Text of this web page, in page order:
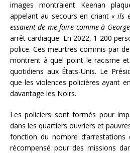
images montraient Keenan
appelant au secours en criant « ils
essaient de me faire comme à
arrêt cardiaque. En 2022, 1 200
police. Ces meurtres commis par
montrent à quel point le racisme
quotidiens aux États-Unis. Le
que les violences policières ayant
davantage les Noirs.
Les policiers sont formés pour
dans les quartiers ouvriers et
fonction du nombre
récompensé pour des missions